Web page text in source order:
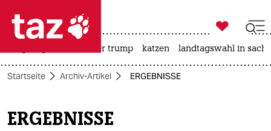
 taz zahl ich
taz zahl ich
themen

taz zahl ich
usa unter trump katzen landtagswahl in
Startseite Archiv-Artikel ERGEBNISSE
ERGEBNISSE